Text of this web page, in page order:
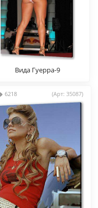
Вида Гуерра-9
6218 (Арт: 35087)